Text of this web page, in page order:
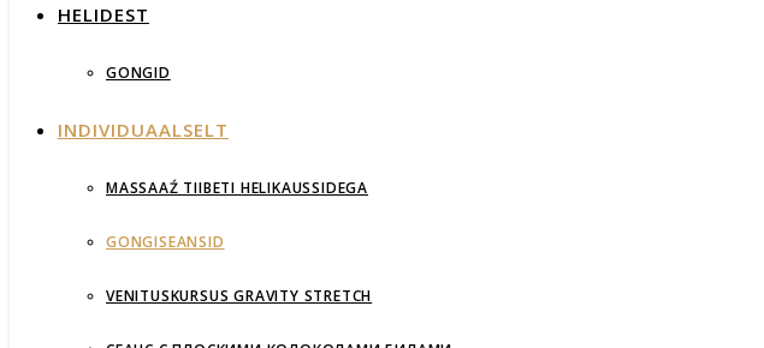
HELIDEST
GONGID
INDIVIDUAALSELT
MASSAAŹ TIIBETI HELIKAUSSIDEGA
GONGISEANSID
VENITUSKURSUS GRAVITY STRETCH